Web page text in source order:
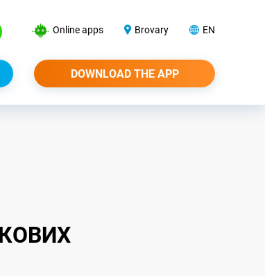
Online apps Brovary EN
DOWNLOAD THE APP